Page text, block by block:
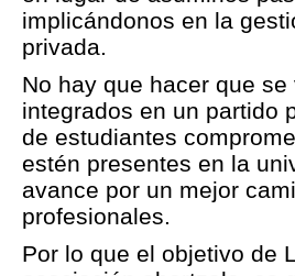
implicándonos en la
privada.
No hay que hacer que
integrados en un partido
de estudiantes
estén presentes en la
avance por un mejor
profesionales.
Por lo que el objetivo de